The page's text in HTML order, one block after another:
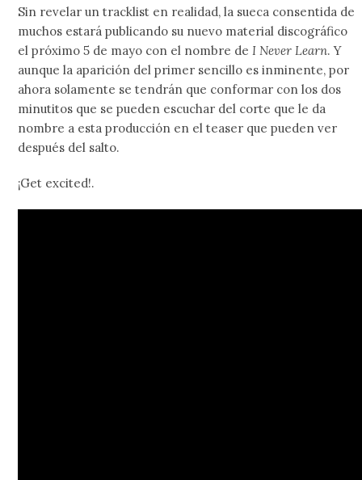
Sin revelar un tracklist en realidad, la sueca consentida de
muchos estará publicando su nuevo material discográfico
el próximo 5 de mayo con el nombre deI Never Learn. Y
aunque la aparición del primer sencillo es inminente, por
ahora solamente se tendrán que conformar con los dos
minutitos que se pueden escuchar del corte que le da
nombre a esta producción en el teaser que pueden ver
después del salto.
¡Get excited!.